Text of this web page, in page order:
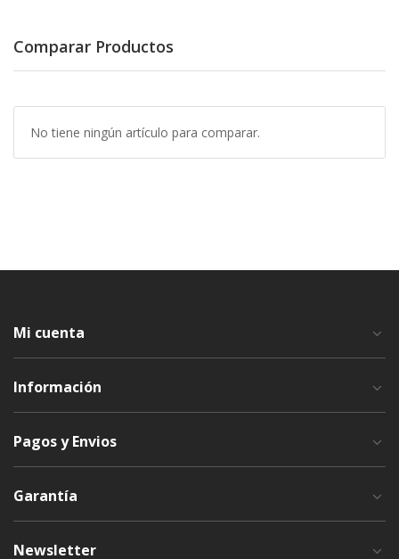
Comparar Productos
No tiene ningún artículo para comparar.
Mi cuenta
Información
Pagos y Envios
Garantía
Newsletter